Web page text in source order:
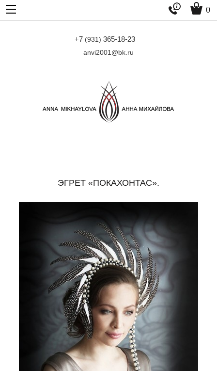
+7 (931) 365-18-23
anvi2001@bk.ru
  0
ЭГРЕТ «ПОКАХОНТАС».